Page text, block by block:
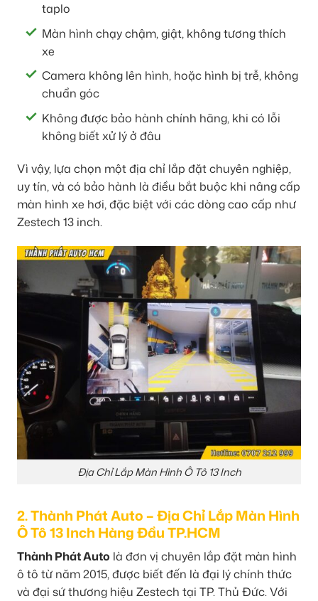
taplo
Màn hình chạy chậm, giật, không tương thích
xe
Camera không lên hình, hoặc hình bị trễ, không
chuẩn góc
Không được bảo hành chính hãng, khi có lỗi
không biết xử lý ở đâu
Vì vậy, lựa chọn một địa chỉ lắp đặt chuyên nghiệp,
uy tín, và có bảo hành là điều bắt buộc khi nâng cấp
màn hình xe hơi, đặc biệt với các dòng cao cấp như
Zestech 13 inch.
Địa Chỉ Lắp Màn Hình Ô Tô 13 Inch
2. Thành Phát Auto – Địa Chỉ Lắp Màn Hình
Ô Tô 13 Inch Hàng Đầu TP.HCM
Thành Phát Auto là đơn vị chuyên lắp đặt màn hình
ô tô từ năm 2015, được biết đến là đại lý chính thức
và đại sứ thương hiệu Zestech tại TP. Thủ Đức. Với